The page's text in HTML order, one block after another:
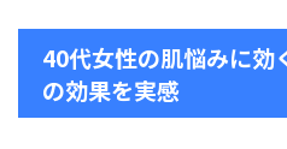
40代女性の肌悩みに効
の効果を実感